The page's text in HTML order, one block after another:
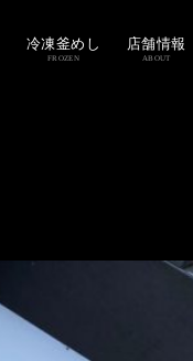
冷凍釜めし
FROZEN
店舗情報
ABOUT